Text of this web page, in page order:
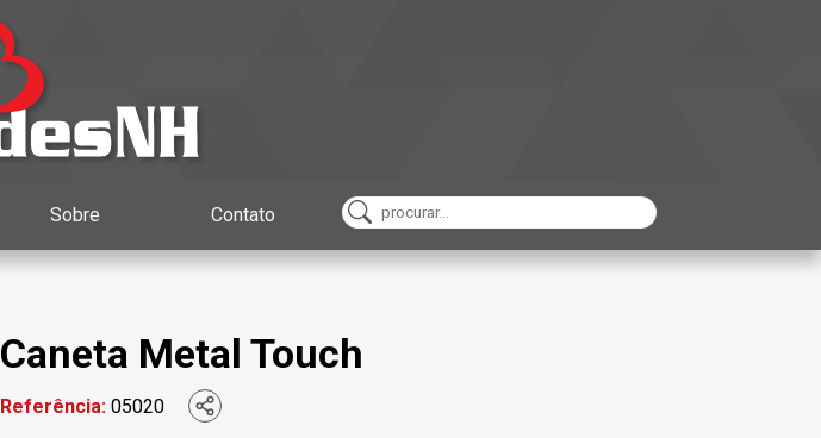
Sobre Contato
Caneta Metal Touch
Referência: 05020